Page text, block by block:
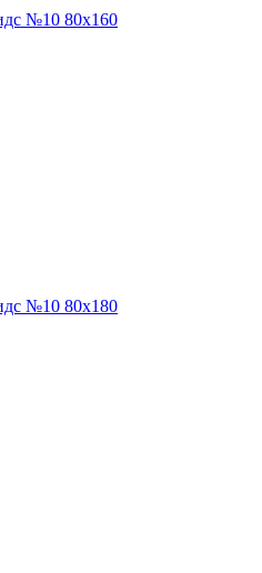
№10 80х160
№10 80х180